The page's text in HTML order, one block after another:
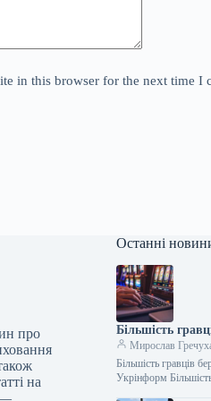
in this browser for the next time I
про
на
—
Останні
Більшість
Мирослав
Більшість гравців
Укрінформ